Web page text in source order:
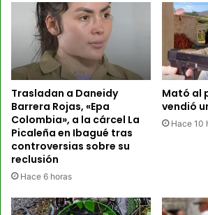
Trasladan a Daneidy
Barrera Rojas, «Epa
Colombia», a la cárcel La
Picaleña en Ibagué tras
controversias sobre su
reclusión
Hace 6 horas
Mató al
vendió
Hace 10